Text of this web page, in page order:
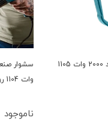
سشوار جدید 2000 وات 1105
وات 1104 رونیکس
ناموجود